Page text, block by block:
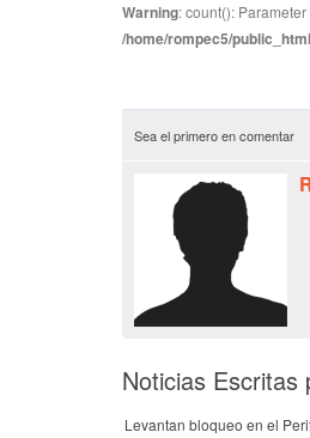
Warning: count():
/home/rompec5/
Sea el primero en comentar
Noticias Escritas
Levantan bloqueo en el